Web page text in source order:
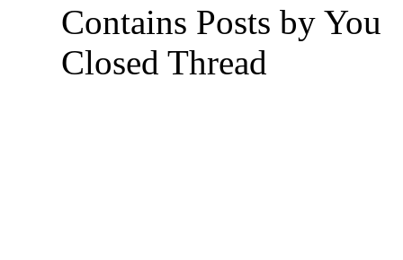
Contains Posts by You
Closed Thread